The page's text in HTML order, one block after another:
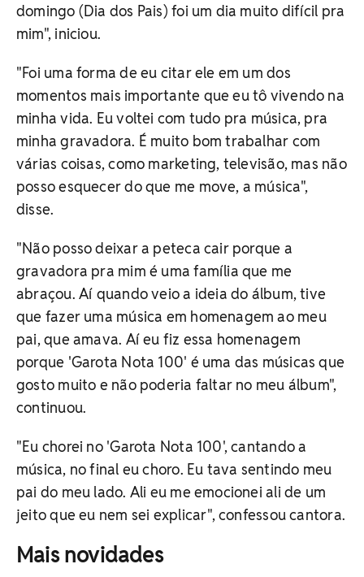
domingo (Dia dos Pais) foi um dia muito difícil pra
mim", iniciou.
"Foi uma forma de eu citar ele em um dos
momentos mais importante que eu tô vivendo na
minha vida. Eu voltei com tudo pra música, pra
minha gravadora. É muito bom trabalhar com
várias coisas, como marketing, televisão, mas não
posso esquecer do que me move, a música",
disse.
"Não posso deixar a peteca cair porque a
gravadora pra mim é uma família que me
abraçou. Aí quando veio a ideia do álbum, tive
que fazer uma música em homenagem ao meu
pai, que amava. Aí eu fiz essa homenagem
porque 'Garota Nota 100' é uma das músicas que
gosto muito e não poderia faltar no meu álbum",
continuou.
"Eu chorei no 'Garota Nota 100', cantando a
música, no final eu choro. Eu tava sentindo meu
pai do meu lado. Ali eu me emocionei ali de um
jeito que eu nem sei explicar", confessou cantora.
Mais novidades